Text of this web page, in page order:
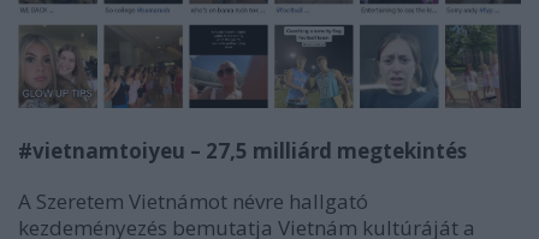
#vietnamtoiyeu – 27,5 milliárd megtekintés
A Szeretem Vietnámot névre hallgató
kezdeményezés bemutatja Vietnám kultúráját a